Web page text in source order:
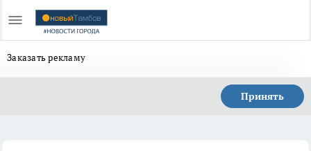
Заказать рекламу
Принять